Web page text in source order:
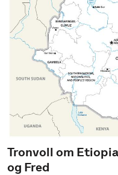
Tronvoll om
og Fred